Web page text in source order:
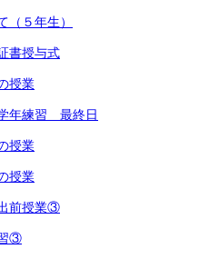
５年生）
書授与式
授業
年練習 最終日
授業
授業
前授業③
③